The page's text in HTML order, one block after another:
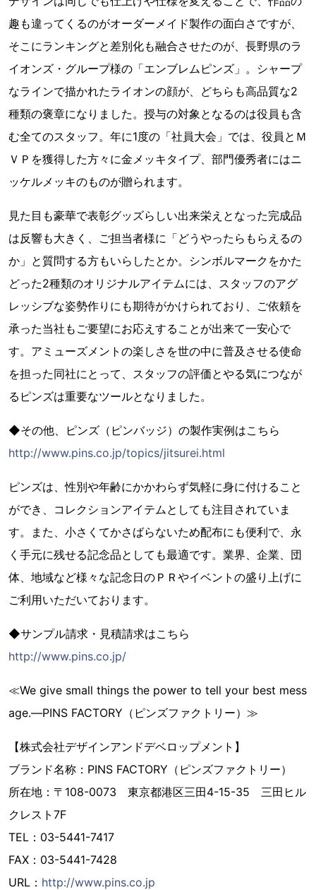
趣も違ってくるのがオーダーメイド製作の面白さですが、
そこにランキングと差別化も融合させたのが、長野県のラ
イオンズ・グループ様の「エンブレムピンズ」。シャープ
なラインで描かれたライオンの顔が、どちらも高品質な2
種類の褒章になりました。授与の対象となるのは役員も含
む全てのスタッフ。年に1度の「社員大会」では、役員とＭ
ＶＰを獲得した方々に金メッキタイプ、部門優秀者にはニ
ッケルメッキのものが贈られます。
見た目も豪華で表彰グッズらしい出来栄えとなった完成品
は反響も大きく、ご担当者様に「どうやったらもらえるの
か」と質問する方もいらしたとか。シンボルマークをかた
どった2種類のオリジナルアイテムには、スタッフのアグ
レッシブな姿勢作りにも期待がかけられており、ご依頼を
承った当社もご要望にお応えすることが出来て一安心で
す。アミューズメントの楽しさを世の中に普及させる使命
を担った同社にとって、スタッフの評価とやる気につなが
るピンズは重要なツールとなりました。
◆その他、ピンズ（ピンバッジ）の製作実例はこちら
http://www.pins.co.jp/topics/jitsurei.html
ピンズは、性別や年齢にかかわらず気軽に身に付けること
ができ、コレクションアイテムとしても注目されていま
す。また、小さくてかさばらないため配布にも便利で、永
く手元に残せる記念品としても最適です。業界、企業、団
体、地域など様々な記念日のＰＲやイベントの盛り上げに
ご利用いただいております。
◆サンプル請求・見積請求はこちら
http://www.pins.co.jp/
≪We give small things the power to tell your best mess
age.―PINS FACTORY（ピンズファクトリー）≫
【株式会社デザインアンドデベロップメント】
ブランド名称：PINS FACTORY（ピンズファクトリー）
所在地：〒108-0073 東京都港区三田4-15-35 三田ヒル
クレスト7F
TEL：03-5441-7417
FAX：03-5441-7428
URL： http://www.pins.co.jp